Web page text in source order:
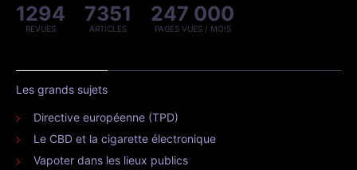
1294
REVUES
7351
ARTICLES
247 000
PAGES VUES / MOIS
Les grands sujets
Directive européenne (TPD)
Le CBD et la cigarette électronique
Vapoter dans les lieux publics